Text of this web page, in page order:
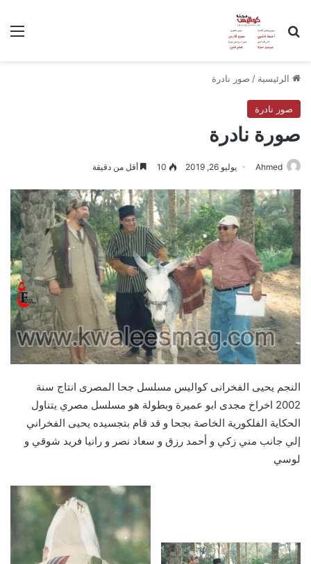
بحث عن
الرئيسية / صور نادرة
صور نادرة
صورة نادرة
Ahmed يوليو 26, 2019 10 أقل من دقيقة
النجم يحيى الفخرانى كواليس مسلسل جحا المصرى انتاج سنة
2002 اخراخ مجدى ابو عميرة وبطولة هو مسلسل مصري يتناول
الحكاية الفلكورية الخاصة بجحا و قد قام بتجسيده يحيى الفخراني
إلي جانب مني زكي و أحمد رزق و سعاد نصر و رانيا فريد شوقي و
لوسي